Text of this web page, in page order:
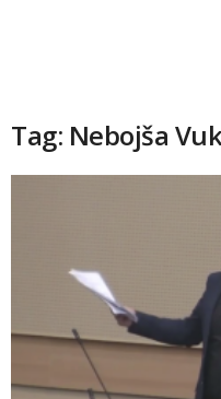
Tag: Nebojša